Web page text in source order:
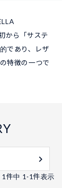
から「サステ
であり、レザ
特徴の一つで
1 件中 1 -1件表示